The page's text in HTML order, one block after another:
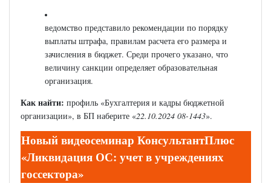
ведомство представило рекомендации по порядку
выплаты штрафа, правилам расчета его размера и
зачисления в бюджет. Среди прочего указано, что
величину санкции определяет образовательная
организация.
Как найти: профиль «Бухгалтерия и кадры бюджетной
организации», в БП наберите «22.10.2024 08-1443».
Новый видеосеминар КонсультантПлюс
«Ликвидация ОС: учет в учреждениях
госсектора»